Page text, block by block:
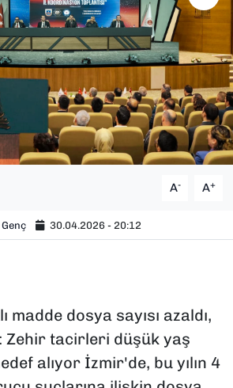
A- A+
30.04.2026 - 20:12
madde dosya sayısı azaldı,
Zehir tacirleri düşük yaş
alıyor İzmir'de, bu yılın 4